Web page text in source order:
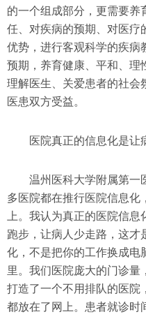
的一个组成部分，更需要养
任、对疾病的预期、对医疗
优势，进行客观科学的疾病
预期，养育健康、平和、理
理解医生、关爱患者的社会
医患双方受益。
医院真正的信息化是让
温州医科大学附属第一
多医院都在推行医院信息化
上。我认为真正的医院信
跑步，让病人少走路，这才
化，不是把你的工作换成电
里。我们医院庞大的门诊量
打造了一个不用排队的医院
都放在了网上。患者就诊时